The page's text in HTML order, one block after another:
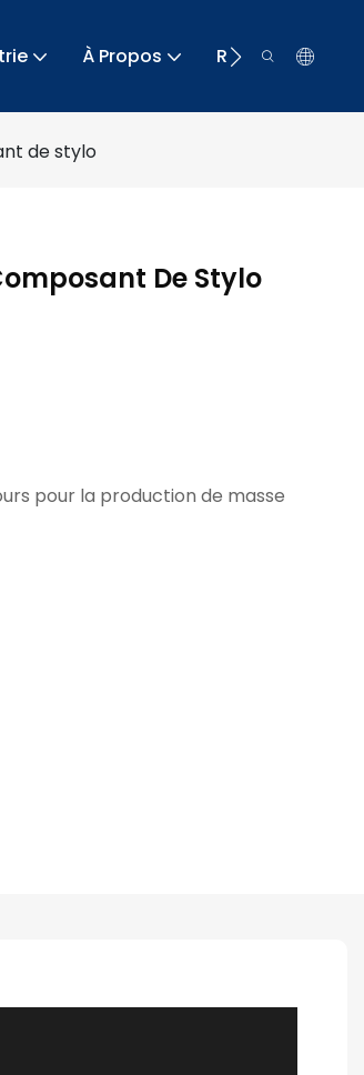
À Propos Ressource
de stylo
De Stylo
pour la production de masse